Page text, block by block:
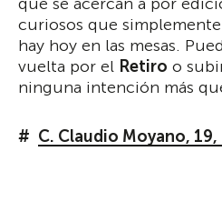
curiosos que
hay hoy en las mesas.
vuelta por el Retiro o
ninguna intención más
C. Claudio Moyano,